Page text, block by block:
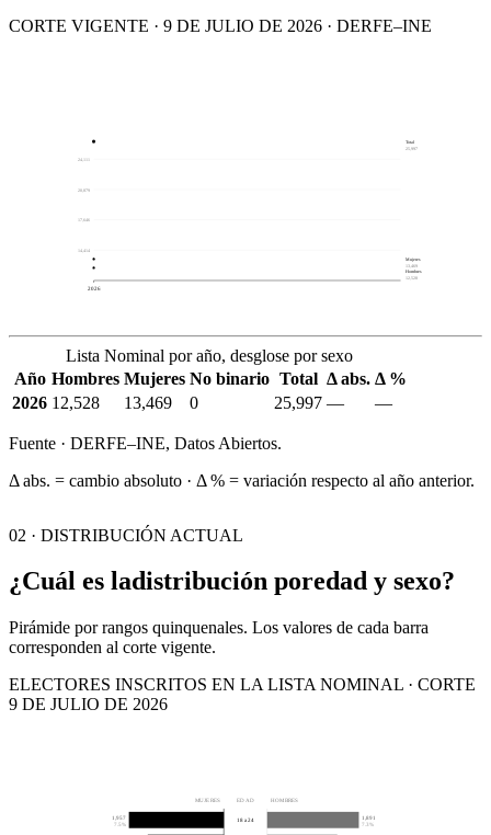
CORTE VIGENTE · 9 DE JULIO DE 2026 · DERFE–INE
14,414
17,646
20,879
24,111
2026
Total
25,997
Mujeres
13,469
Hombres
12,528
Lista Nominal por año, desglose por sexo
Año Hombres Mujeres No binario Total Δ abs. Δ %
2026 12,528 13,469 0 25,997 — —
Fuente · DERFE–INE, Datos Abiertos.
Δ abs. = cambio absoluto · Δ % = variación respecto al año anterior.
02 · DISTRIBUCIÓN ACTUAL
¿Cuál es ladistribución poredad y sexo?
Pirámide por rangos quinquenales. Los valores de cada barra
corresponden al corte vigente.
ELECTORES INSCRITOS EN LA LISTA NOMINAL · CORTE
9 DE JULIO DE 2026
MUJERES EDAD HOMBRES
1,957
7.5%
1,891
7.3%
18 a 24